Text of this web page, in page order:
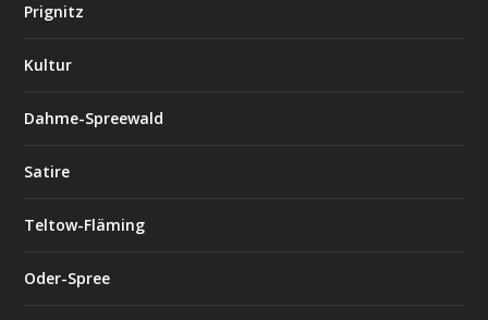
Prignitz
Kultur
Dahme-Spreewald
Satire
Teltow-Fläming
Oder-Spree